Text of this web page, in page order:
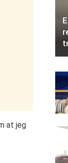
at jeg